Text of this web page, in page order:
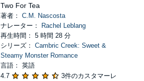
Two For Tea
著者： C.M. Nascosta
ナレーター：
Rachel Leblang
再生時間： 5 時間 28 分
シリーズ： Cambric Creek: Sweet &
Steamy Monster Romance
言語： 英語
4.7
3件のカスタマーレ